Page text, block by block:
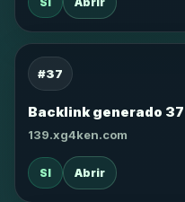
#37
Backlink generado 37
139.xg4ken.com
SI Abrir